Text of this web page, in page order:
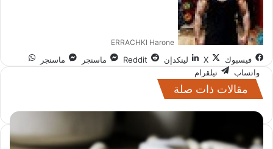
ERRACHKI Harone
فيسبوك ‫X لينكدإن ماسنجر
ماسنجر
واتساب
تيلقرام
مقالات ذات صلة